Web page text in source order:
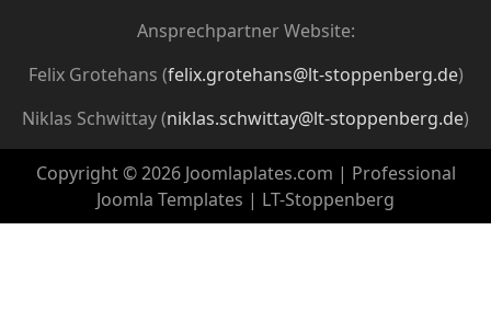
Ansprechpartner Website:
Felix Grotehans (felix.grotehans@lt-stoppenberg.de)
Niklas Schwittay (niklas.schwittay@lt-stoppenberg.de)
Copyright © 2026 Joomlaplates.com | Professional
Joomla Templates | LT-Stoppenberg